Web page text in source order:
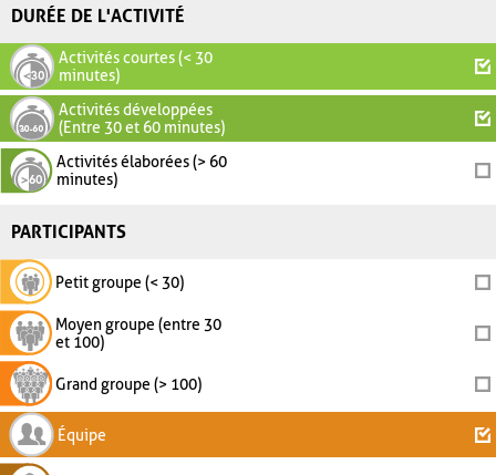
DURÉE DE L'ACTIVITÉ
Activités courtes (< 30
minutes)
Activités développées
(Entre 30 et 60 minutes)
Activités élaborées (> 60
minutes)
PARTICIPANTS
Petit groupe (< 30)
Moyen groupe (entre 30
et 100)
Grand groupe (> 100)
Équipe